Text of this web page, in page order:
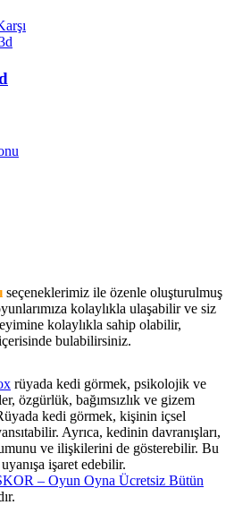
seçeneklerimiz ile özenle oluşturulmuş
kolaylıkla ulaşabilir ve siz
kolaylıkla sahip olabilir,
bulabilirsiniz.
rüyada kedi görmek​, psikolojik ve
özgürlük, bağımsızlık ve gizem
kedi görmek, kişinin içsel
Ayrıca, kedinin davranışları,
ve ilişkilerini de gösterebilir. Bu
işaret edebilir.
– Oyun Oyna Ücretsiz Bütün